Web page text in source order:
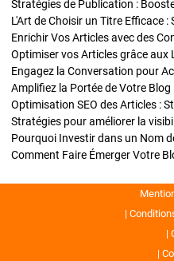
L'Art de Choisir un Titre Efficace
Optimiser vos Articles grâce aux
Engagez la Conversation pour
Amplifiez la Portée de Votre